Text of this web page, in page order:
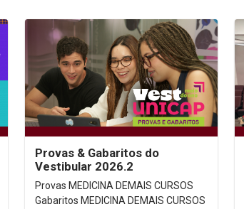
Provas & Gabaritos do
Vestibular 2026.2
Provas MEDICINA DEMAIS CURSOS
Gabaritos MEDICINA DEMAIS CURSOS